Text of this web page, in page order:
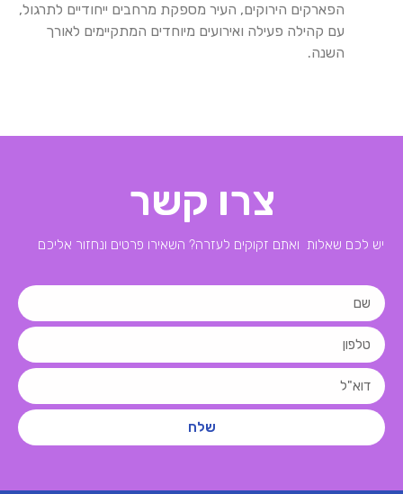
הפארקים הירוקים, העיר מספקת מרחבים ייחודיים לתרגול,
עם קהילה פעילה ואירועים מיוחדים המתקיימים לאורך
השנה.
צרו קשר
יש לכם שאלות ואתם זקוקים לעזרה? השאירו פרטים ונחזור אליכם
שלח